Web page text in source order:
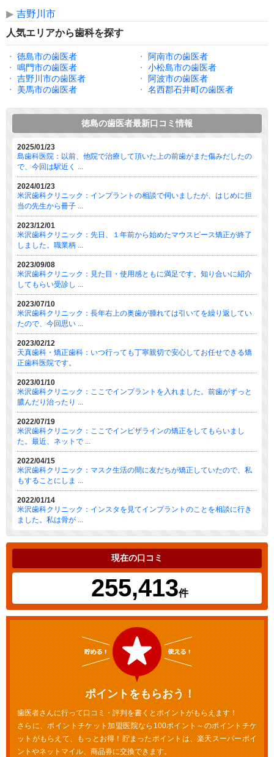
▶ 吉野川市
人気エリアから歯科を探す
・ 徳島市の歯医者 ・
阿南市の歯医者
・
鳴門市の歯医者 ・
小松島市の歯医者
・
吉野川市の歯医者 ・
阿波市の歯医者
・
美馬市の歯医者 ・ 名西郡石井町の歯医者
徳島の歯医者最新口コミ情報
2025/01/23
島歯科医院：以前、他院で治療して頂いた上の前歯がまた傷みだしたの
で、今回は駅近く ...
2024/01/23
米沢歯科クリニック：インプラントの相談で伺いましたが、はじめに担
当の先生から冊子 ...
2023/12/01
米沢歯科クリニック：先日、１年前から始めたマウスピース矯正が終了
しました。職業柄 ...
2023/09/08
米沢歯科クリニック：見た目・使用感ともに満足です。知り合いに紹介
してもらい受診し ...
2023/07/10
米沢歯科クリニック：長年右上の奥歯が腫れては引いてを繰り返してい
たので、今回思い ...
2023/02/12
天真歯科・矯正歯科：いつ行っても丁寧親切で安心してお任せできる矯
正歯科医院です。
2023/01/10
米沢歯科クリニック：ここでインプラントを入れました。前歯がずっと
膿んだり治ったり ...
2022/07/19
米沢歯科クリニック：ここでインビザラインの矯正をしてもらいまし
た。最近、ネットで ...
2022/04/15
米沢歯科クリニック：マスク生活の間に友だちが矯正していたので、私
もすることにしま ...
2022/01/14
米沢歯科クリニック：インスタを見てインプラントのことを相談に行き
ました。私は骨が ...
現在の口コミ
255,413件
ポイントをもらおう！
歯医者さんに行って口コミ・評判を書くとポイントがもらえます！
さらに、ポイントチケット加盟医院なら100ポイント～のポイントチケ
ットがもらえて、もっとお得！貯まったポイントは、楽天スーパーポイ
ントやネットマイル、商品券に交換できます。